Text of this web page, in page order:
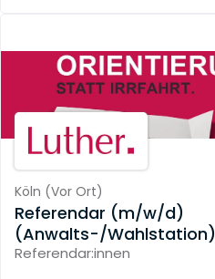
Köln (Vor Ort)
Referendar (m/w/d)
(Anwalts-/Wahlstation)
Referendar:innen